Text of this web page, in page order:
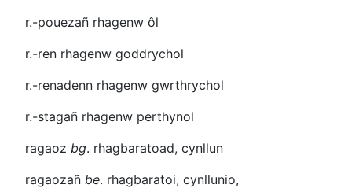
r.-pouezañ rhagenw ôl
r.-ren rhagenw goddrychol
r.-renadenn rhagenw gwrthrychol
r.-stagañ rhagenw perthynol
ragaoz bg. rhagbaratoad, cynllun
ragaozañ be. rhagbaratoi, cynllunio,